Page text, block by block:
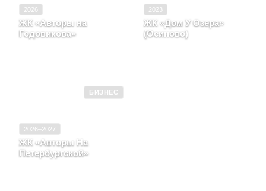
2026
ЖК «Авторы на
Годовикова»
2023
ЖК «Дом У Озера»
(Осиново)
БИЗНЕС
2026–2027
ЖК «Авторы На
Петербургской»